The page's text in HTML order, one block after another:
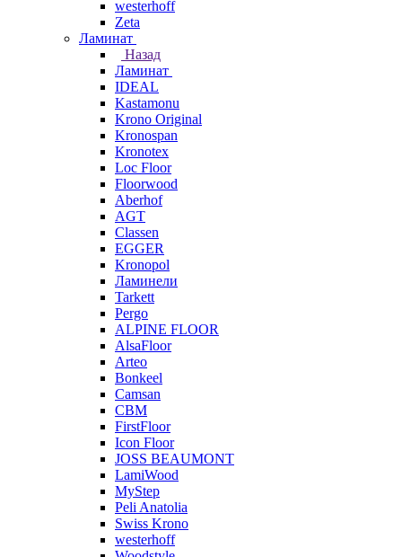
westerhoff
Zeta
Ламинат
Назад
Ламинат
IDEAL
Kastamonu
Krono Original
Kronospan
Kronotex
Loc Floor
Floorwood
Aberhof
AGT
Classen
EGGER
Kronopol
Ламинели
Tarkett
Pergo
ALPINE FLOOR
AlsaFloor
Arteo
Bonkeel
Camsan
CBM
FirstFloor
Icon Floor
JOSS BEAUMONT
LamiWood
MyStep
Peli Anatolia
Swiss Krono
westerhoff